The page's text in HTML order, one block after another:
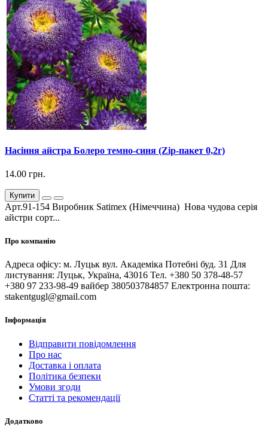
Насіння айстра Болеро темно-синя (Zip-пакет 0,2г)
14.00 грн.
Купити
Арт.91-154 Виробник Satimex (Німеччина) Нова чудова серія
айстри сорт...
Про компанію
Адреса офісу: м. Луцьк вул. Академіка Потебні буд. 31 Для
листування: Луцьк, Україна, 43016 Тел. +380 50 378-48-57
+380 97 233-98-49 вайбер 380503784857 Електронна пошта:
stakentgugl@gmail.com
Інформація
Відправити повідомлення
Про нас
Доставка і оплата
Політика безпеки
Умови згоди
Статті та рекомендації
Додатково